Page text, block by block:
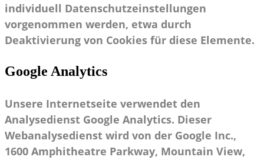
individuell Datenschutzeinstellungen
vorgenommen werden, etwa durch
Deaktivierung von Cookies für diese Elemente.
Google Analytics
Unsere Internetseite verwendet den
Analysedienst Google Analytics. Dieser
Webanalysedienst wird von der Google Inc.,
1600 Amphitheatre Parkway, Mountain View,